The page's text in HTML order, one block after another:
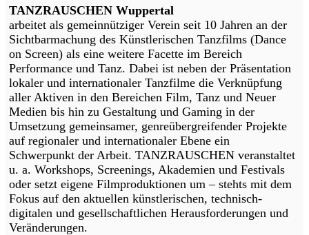
TANZRAUSCHEN Wuppertal
arbeitet als gemeinnütziger Verein seit 10 Jahren an der
Sichtbarmachung des Künstlerischen Tanzfilms (Dance
on Screen) als eine weitere Facette im Bereich
Performance und Tanz. Dabei ist neben der Präsentation
lokaler und internationaler Tanzfilme die Verknüpfung
aller Aktiven in den Bereichen Film, Tanz und Neuer
Medien bis hin zu Gestaltung und Gaming in der
Umsetzung gemeinsamer, genreübergreifender Projekte
auf regionaler und internationaler Ebene ein
Schwerpunkt der Arbeit. TANZRAUSCHEN veranstaltet
u. a. Workshops, Screenings, Akademien und Festivals
oder setzt eigene Filmproduktionen um – stehts mit dem
Fokus auf den aktuellen künstlerischen, technisch-
digitalen und gesellschaftlichen Herausforderungen und
Veränderungen.